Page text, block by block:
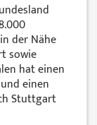
der Nähe
sowie
hat einen
einen
Stuttgart